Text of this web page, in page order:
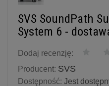
SVS SoundPath
System 6 -
Dodaj recenzję:
Producent: SVS
Dostępność: Jest